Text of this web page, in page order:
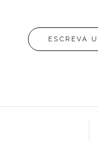
ESCREVA